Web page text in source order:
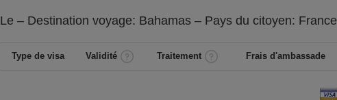
Le – Destination voyage: Bahamas – Pays du citoyen: France
Type de visa Validité Traitement Frais d'ambassade